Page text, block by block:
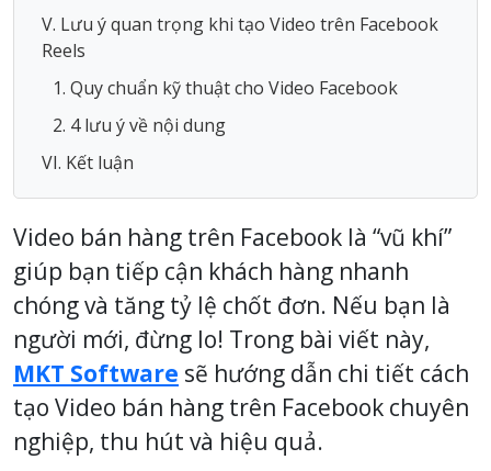
V. Lưu ý quan trọng khi tạo Video trên Facebook
Reels
1. Quy chuẩn kỹ thuật cho Video Facebook
2. 4 lưu ý về nội dung
VI. Kết luận
Video bán hàng trên Facebook là “vũ khí”
giúp bạn tiếp cận khách hàng nhanh
chóng và tăng tỷ lệ chốt đơn. Nếu bạn là
người mới, đừng lo! Trong bài viết này,
MKT Software sẽ hướng dẫn chi tiết cách
tạo Video bán hàng trên Facebook chuyên
nghiệp, thu hút và hiệu quả.